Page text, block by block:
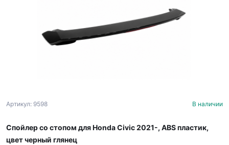
Артикул: 9598 В наличии
Спойлер со стопом для Honda Civic 2021-, ABS пластик,
цвет черный глянец